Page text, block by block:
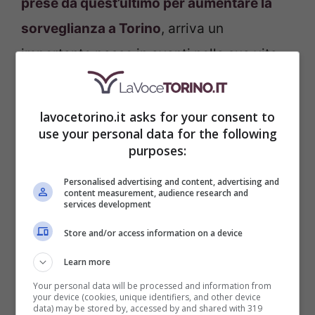
sorveglianza a Torino, arriva un
importante passo in avanti nella sua vita
professionale. Andiamo a vedere di che si
Nuovo prefetto a Roma: arriva da Torino Vincenzo
lavocetorino.it asks for your consent to
use your personal data for the following
purposes:
Personalised advertising and content, advertising and
content measurement, audience research and
services development
Store and/or access information on a device
Learn more
Your personal data will be processed and information from
your device (cookies, unique identifiers, and other device
data) may be stored by, accessed by and shared with 319